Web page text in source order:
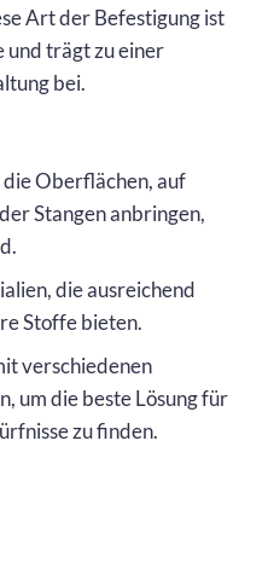
Art der Befestigung ist
und trägt zu einer
bei.
die Oberflächen, auf
Stangen anbringen,
die ausreichend
Stoffe bieten.
verschiedenen
um die beste Lösung für
zu finden.